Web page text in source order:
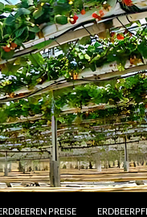
PREISE